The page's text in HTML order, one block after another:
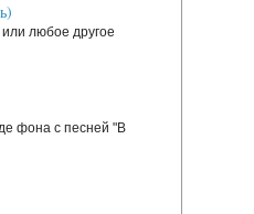
любое другое
фона с песней "В